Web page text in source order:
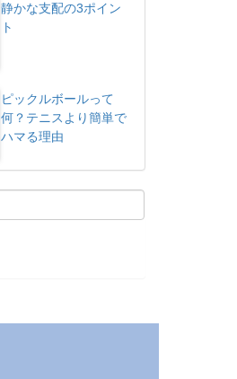
静かな支配の3ポイン
ト
ピックルボールって
何？テニスより簡単で
ハマる理由